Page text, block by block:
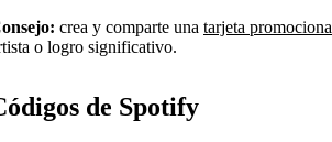
crea y comparte una tarjeta
o logro significativo.
de Spotify